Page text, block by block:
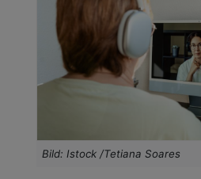
Bild: Istock /Tetiana Soares